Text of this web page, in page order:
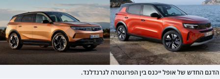
הדגם החדש של אופל ייכנס בין הפרונטרה לגרנדלנד.